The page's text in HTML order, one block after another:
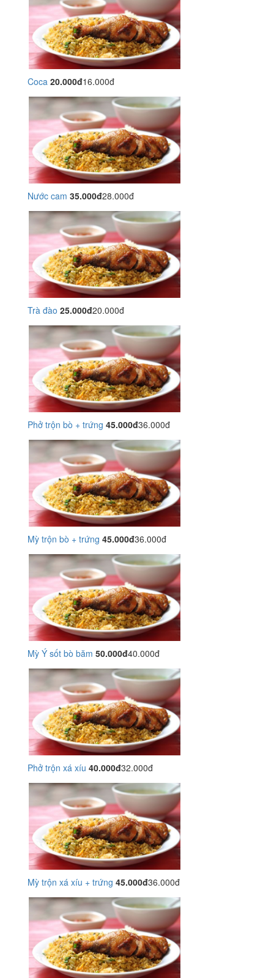
Coca 20.000đ16.000đ
Nước cam 35.000đ28.000đ
Trà đào 25.000đ20.000đ
Phở trộn bò + trứng 45.000đ36.000đ
Mỳ trộn bò + trứng 45.000đ36.000đ
Mỳ Ý sốt bò băm 50.000đ40.000đ
Phở trộn xá xíu 40.000đ32.000đ
Mỳ trộn xá xíu + trứng 45.000đ36.000đ